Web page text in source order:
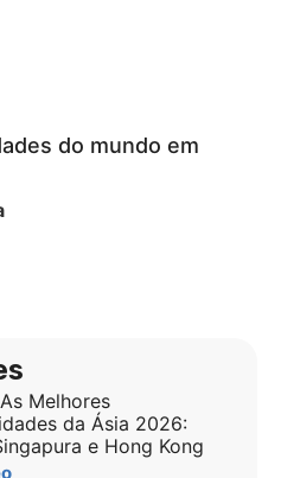
do mundo em
Melhores
da Ásia 2026:
e Hong Kong